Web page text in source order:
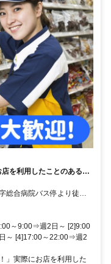
を利用したことのある方
らまずは好きな時間をお選
総合病院バス停より徒歩6
川駅、延方駅、十二橋
交差点近く(セブンイレ
～9:00⇒週2日～ [2]9:00
～ [4]17:00～22:00⇒週2
」実際にお店を利用した